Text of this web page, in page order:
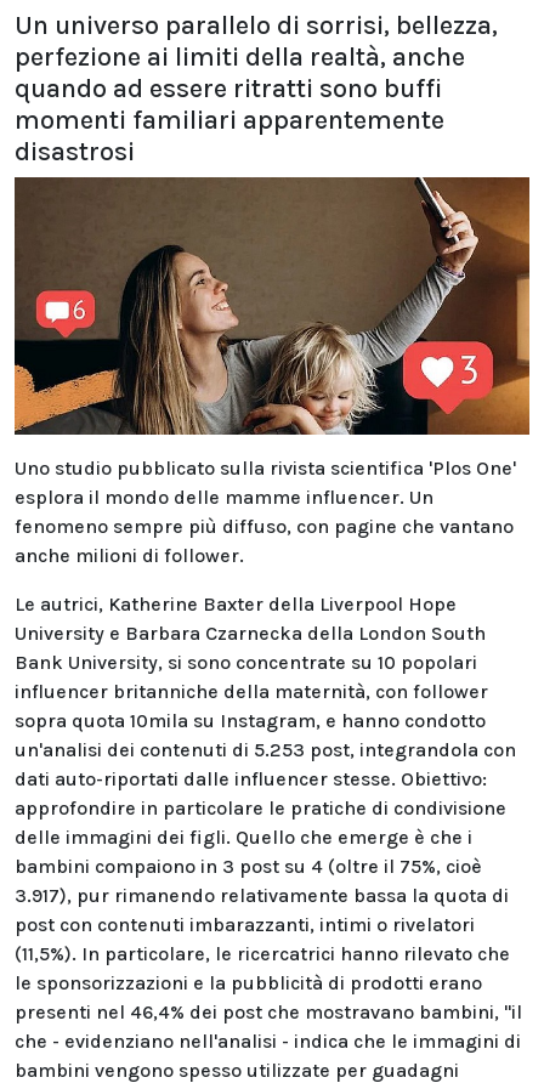
Un universo parallelo di sorrisi, bellezza,
perfezione ai limiti della realtà, anche
quando ad essere ritratti sono buffi
momenti familiari apparentemente
disastrosi
Uno studio pubblicato sulla rivista scientifica 'Plos One'
esplora il mondo delle mamme influencer. Un
fenomeno sempre più diffuso, con pagine che vantano
anche milioni di follower.
Le autrici, Katherine Baxter della Liverpool Hope
University e Barbara Czarnecka della London South
Bank University, si sono concentrate su 10 popolari
influencer britanniche della maternità, con follower
sopra quota 10mila su Instagram, e hanno condotto
un'analisi dei contenuti di 5.253 post, integrandola con
dati auto-riportati dalle influencer stesse. Obiettivo:
approfondire in particolare le pratiche di condivisione
delle immagini dei figli. Quello che emerge è che i
bambini compaiono in 3 post su 4 (oltre il 75%, cioè
3.917), pur rimanendo relativamente bassa la quota di
post con contenuti imbarazzanti, intimi o rivelatori
(11,5%). In particolare, le ricercatrici hanno rilevato che
le sponsorizzazioni e la pubblicità di prodotti erano
presenti nel 46,4% dei post che mostravano bambini, "il
che - evidenziano nell'analisi - indica che le immagini di
bambini vengono spesso utilizzate per guadagni